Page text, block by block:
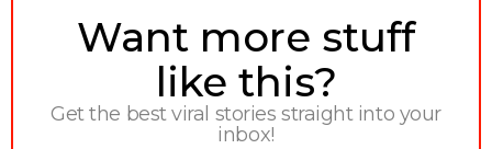
NEWSLETTER
Want more stuff
like this?
Get the best viral stories straight into your
inbox!